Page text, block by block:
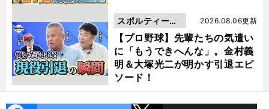
【プロ野球】先輩たちの気遣い
に「もうできへんな」。金村義
明＆大塚光二が明かす引退エピ
ソード！
2026.08.06更新
スポルティーバ
動画